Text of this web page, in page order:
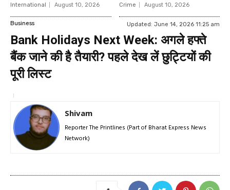
International August 10, 2026 Crime August 10, 2026